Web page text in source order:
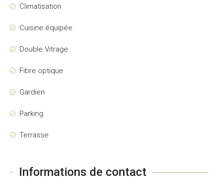
Climatisation
Cuisine équipée
Double Vitrage
Fibre optique
Gardien
Parking
Terrasse
Informations de contact